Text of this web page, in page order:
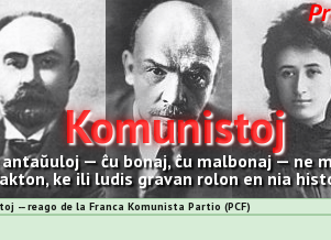
Komunistoj
— ĉu bonaj, ĉu malbonaj — ne
ke ili ludis gravan rolon en nia
-- reago de la Franca Komunista Partio (PCF)